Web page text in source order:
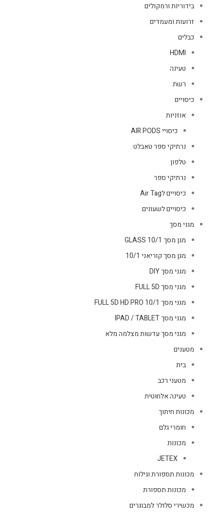
בידוריות ורמקולים
זרועות ומעמדים
כבלים
HDMI
טעינה
רשת
כיסויים
אוזניות
כיסויי AIR PODS
נרתיקי ספר טאבלט
טלפון
נרתיקי ספר
כיסויים לAir Tag
כיסויים לשעונים
מגני מסך
מגן מסך GLASS 10/1
מגן מסך קוריאני 10/1
מגני מסך DIY
מגני מסך FULL 5D
מגני מסך FULL 5D HD PRO 10/1
מגני מסך IPAD / TABLET
מגני מסך עדשות מצלמה מלא
מטענים
בית
מטעני רכב
טעינה אלחוטית
מכונות חיתוך
חומרי גלם
מכונות
JETEX
מכונות תספורת וגילוח
מכונות תספורת
מכשירי סלולר למבוגרים